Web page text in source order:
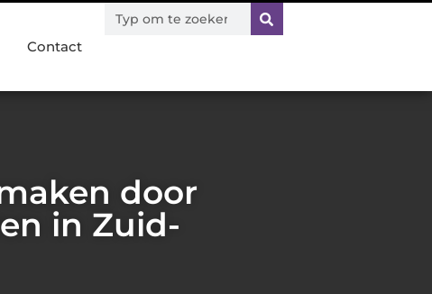
Contact
door
in Zuid-